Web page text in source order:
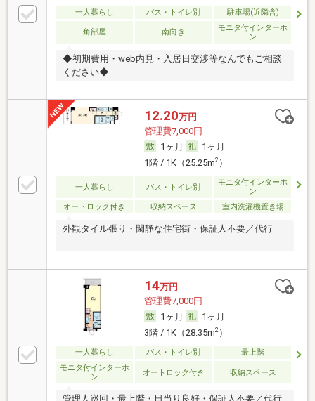
一人暮らし バス・トイレ別 駐車場(近隣含)
角部屋 南向き
モニタ付インターホ
ン
◆初期費用・web内見・入居日交渉等なんでもご相談
ください◆
12.20万円
管理費7,000円
1ヶ月
1ヶ月
1階 / 1K（25.25m2）
一人暮らし バス・トイレ別
モニタ付インターホ
ン
オートロック付き
収納スペース 室内洗濯機置き場
外観タイル張り・閑静な住宅街・保証人不要／代行
14万円
管理費7,000円
1ヶ月
1ヶ月
3階 / 1K（28.35m2）
一人暮らし バス・トイレ別
最上階
モニタ付インターホ
ン
オートロック付き 収納スペース
管理人巡回・最上階・日当り良好・保証人不要／代行